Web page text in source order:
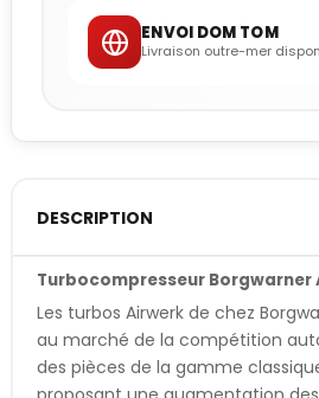
ENVOI DOM TOM
Livraison outre-mer
DESCRIPTION
Turbocompresseur Borgwarner
Les turbos Airwerk de chez
au marché de la compétition
des pièces de la gamme